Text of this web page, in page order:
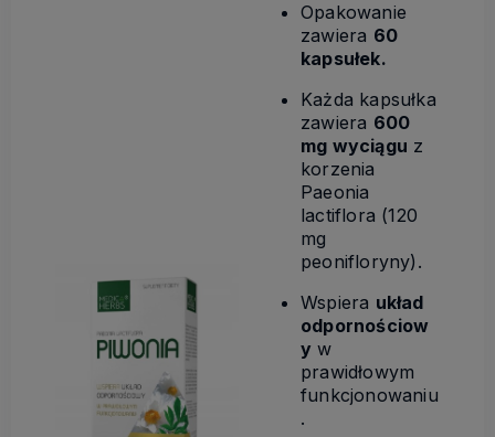
Opakowanie
zawiera 60
kapsułek.
Każda kapsułka
zawiera 600
mg wyciągu z
korzenia
Paeonia
lactiflora (120
mg
peonifloryny).
Wspiera układ
odpornościow
y w
prawidłowym
funkcjonowaniu
.